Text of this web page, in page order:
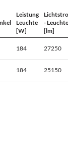
Leistung
Leuchte
[W]
- Leuchte
[lm]
184 27250
184 25150